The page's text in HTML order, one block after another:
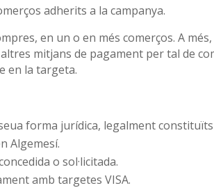
adherits a la campanya.
en un o en més comerços. A
mitjans de pagament per tal de
en la targeta.
forma jurídica, legalment
Algemesí.
o sol·licitada.
amb targetes VISA.